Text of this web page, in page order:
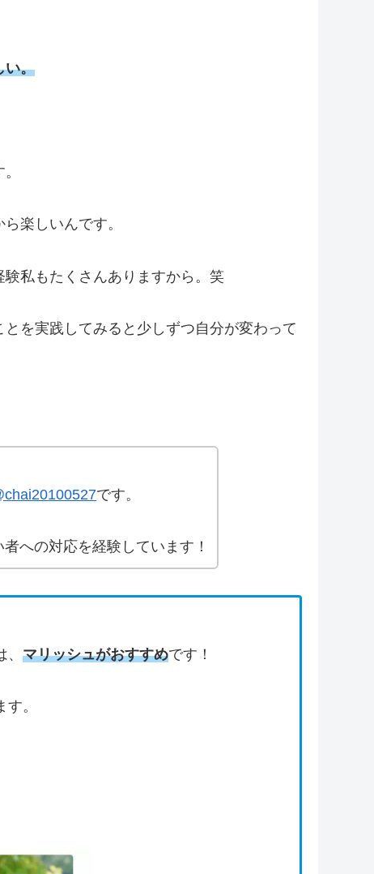
い。
楽しいんです。
験私もたくさんありますから。笑
を実践してみると少しずつ自分が変わって
です。
への対応を経験しています！
マリッシュがおすすめです！
。